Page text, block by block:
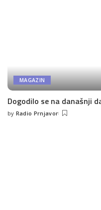
MAGAZIN
Dogodilo se na današnji
Posted
by Radio Prnjavor